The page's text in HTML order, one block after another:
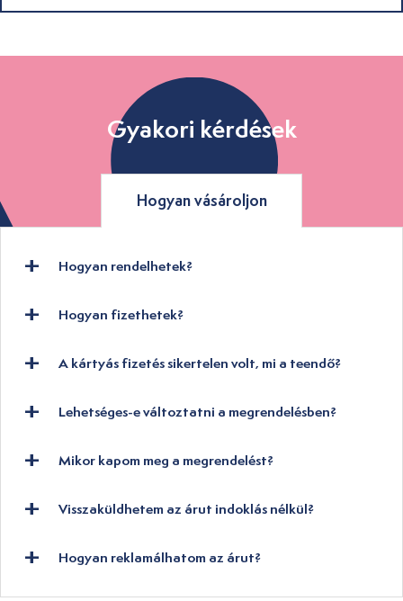
Gyakori kérdések
Hogyan vásároljon
Hogyan rendelhetek?
Hogyan fizethetek?
A kártyás fizetés sikertelen volt, mi a teendő?
Lehetséges-e változtatni a megrendelésben?
Mikor kapom meg a megrendelést?
Visszaküldhetem az árut indoklás nélkül?
Hogyan reklamálhatom az árut?